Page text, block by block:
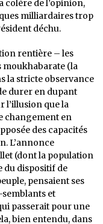
colère de l’opinion,
milliardaires trop
déchu.
rentière – les
moukhabarate (la
la stricte observance
durer en dupant
l’illusion que la
changement en
des capacités
L’annonce
(dont la population
du dispositif de
pensaient ses
et
passerait pour une
bien entendu, dans